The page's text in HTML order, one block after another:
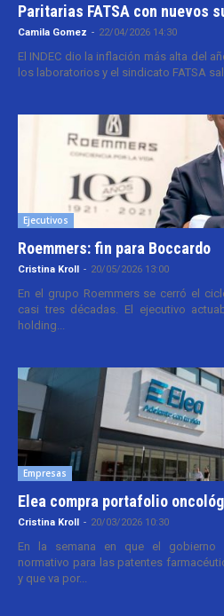
Paritarias FATSA con nuevos
Camila Gomez - 22/04/2026 14:30
El INDEC dio la inflación más alta del
los laboratorios y el sindicato FATSA
Ejecutivos
Roemmers: fin para Boccardo
Cristina Kroll - 20/05/2026 13:00
En el grupo Roemmers se cerró el
casi tres décadas. El ejecutivo
holding...
Empresas
Elea compra portafolio
Cristina Kroll - 20/03/2026 10:30
En la semana en que el gobierno
normativo para las patentes
y que va por...